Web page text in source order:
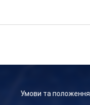
Умови та положення